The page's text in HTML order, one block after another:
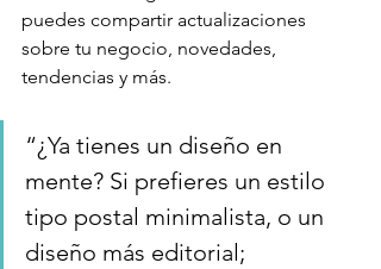
puedes compartir actualizaciones
sobre tu negocio, novedades,
tendencias y más.
“¿Ya tienes un diseño en
mente? Si prefieres un estilo
tipo postal minimalista, o un
diseño más editorial;